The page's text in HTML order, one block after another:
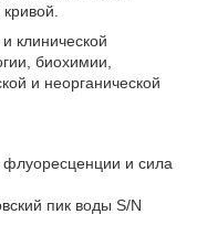
клинической
биохимии,
и неорганической
и сила
пик воды S/N